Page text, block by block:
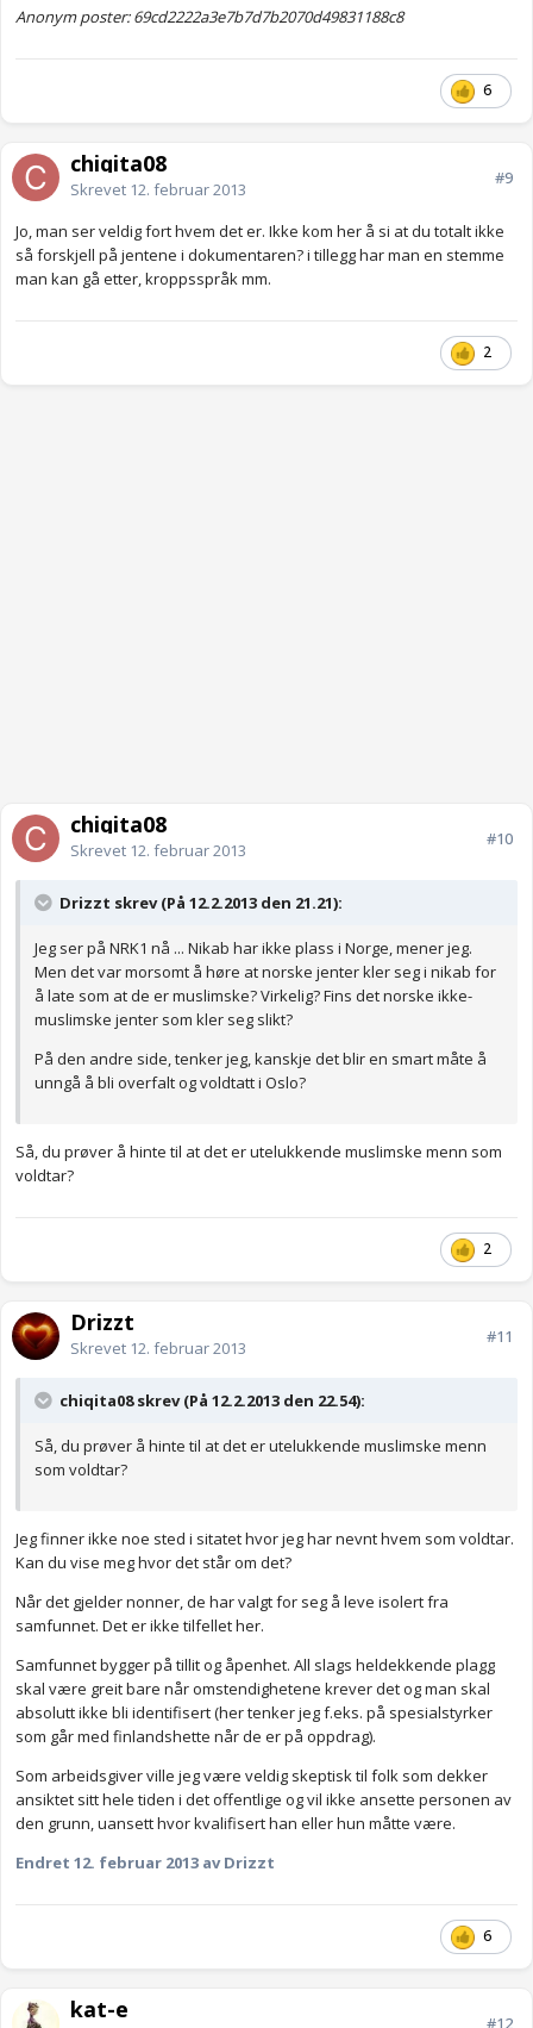
Anonym poster: 69cd2222a3e7b7d7b2070d49831188c8
6
chiqita08
Skrevet 12. februar 2013
#9
Jo, man ser veldig fort hvem det er. Ikke kom her å si at du totalt ikke
så forskjell på jentene i dokumentaren? i tillegg har man en stemme
man kan gå etter, kroppsspråk mm.
2
chiqita08
Skrevet 12. februar 2013
#10
Drizzt skrev (På 12.2.2013 den 21.21):
Jeg ser på NRK1 nå ... Nikab har ikke plass i Norge, mener jeg.
Men det var morsomt å høre at norske jenter kler seg i nikab for
å late som at de er muslimske? Virkelig? Fins det norske ikke-
muslimske jenter som kler seg slikt?
På den andre side, tenker jeg, kanskje det blir en smart måte å
unngå å bli overfalt og voldtatt i Oslo?
Så, du prøver å hinte til at det er utelukkende muslimske menn som
voldtar?
2
Drizzt
Skrevet 12. februar 2013
#11
chiqita08 skrev (På 12.2.2013 den 22.54):
Så, du prøver å hinte til at det er utelukkende muslimske menn
som voldtar?
Jeg finner ikke noe sted i sitatet hvor jeg har nevnt hvem som voldtar.
Kan du vise meg hvor det står om det?
Når det gjelder nonner, de har valgt for seg å leve isolert fra
samfunnet. Det er ikke tilfellet her.
Samfunnet bygger på tillit og åpenhet. All slags heldekkende plagg
skal være greit bare når omstendighetene krever det og man skal
absolutt ikke bli identifisert (her tenker jeg f.eks. på spesialstyrker
som går med finlandshette når de er på oppdrag).
Som arbeidsgiver ville jeg være veldig skeptisk til folk som dekker
ansiktet sitt hele tiden i det offentlige og vil ikke ansette personen av
den grunn, uansett hvor kvalifisert han eller hun måtte være.
Endret 12. februar 2013 av Drizzt
6
kat-e #12